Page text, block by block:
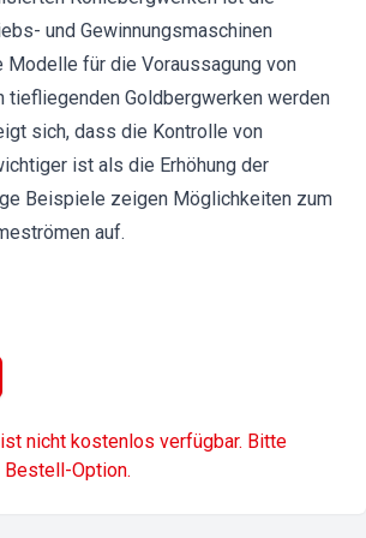
und Gewinnungsmaschinen
Modelle für die Voraussagung von
tiefliegenden Goldbergwerken werden
sich, dass die Kontrolle von
ist als die Erhöhung der
Beispiele zeigen Möglichkeiten zum
auf.
nicht kostenlos verfügbar. Bitte
Option.